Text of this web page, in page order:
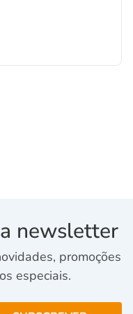
newsletter
promoções
especiais.